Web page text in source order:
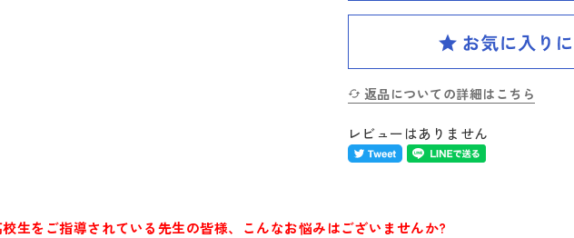
返品についての詳細はこちら
レビューはありません
生をご指導されている先生の皆様、こんなお悩みはございませんか?